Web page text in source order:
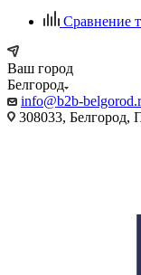
Сравнение
Ваш город
Белгород
info@b2b-
308033, Белгород,